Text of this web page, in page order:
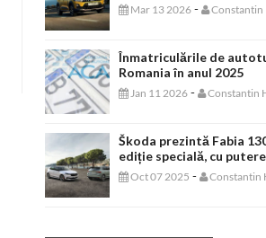
Mar 13 2026 - Constantin
Înmatriculările de
Romania în anul 2025
Jan 11 2026 - Constantin
Škoda prezintă Fabia
ediție specială, cu
Oct 07 2025 - Constantin